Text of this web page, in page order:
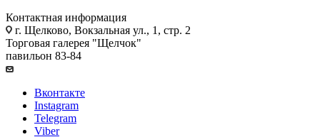
Контактная информация
г. Щелково, Вокзальная ул., 1, стр. 2
Торговая галерея "Щелчок"
павильон 83-84
Вконтакте
Instagram
Telegram
Viber